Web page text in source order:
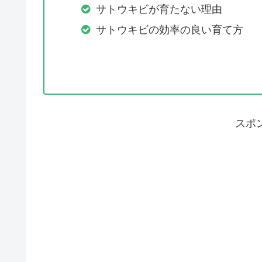
サトウキビが育たない理由
サトウキビの効率の良い育て方
スポ